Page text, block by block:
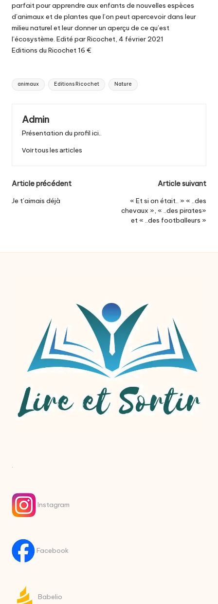
parfait pour apprendre aux enfants de nouvelles espèces
d’animaux et de plantes que l’on peut apercevoir dans leur
milieu naturel et leur donner un aperçu de ce qu’est
l’écosystème. Edité par Ricochet, 4 février 2021
Editions du Ricochet 16 €
Tags:
animaux Editions Ricochet Nature
Admin
Présentation du profil ici..
Voir tous les articles
Post
navigation
Article précédent
Je t’aimais déjà
Article suivant
« Et si on était.. » « ..des
chevaux », « ..des pirates»
et « ..des footballeurs »
.
Instagram
Facebook
Babelio